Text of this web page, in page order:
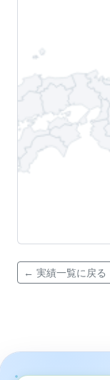
← 実績一覧に戻る